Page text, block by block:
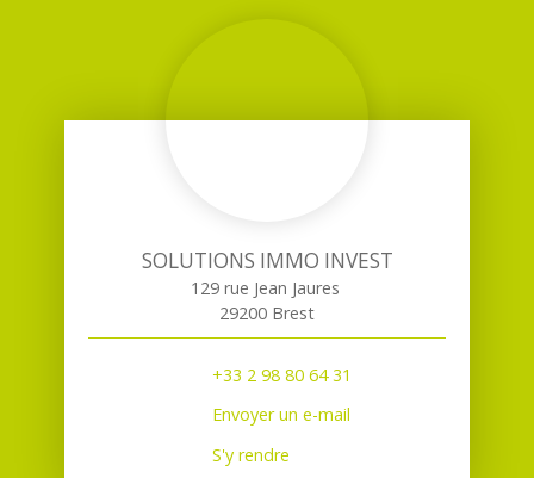
SOLUTIONS IMMO INVEST
129 rue Jean Jaures
29200 Brest
+33 2 98 80 64 31
Envoyer un e-mail
S'y rendre